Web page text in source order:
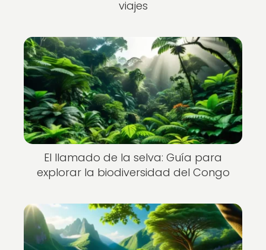
viajes
El llamado de la selva: Guía para
explorar la biodiversidad del Congo